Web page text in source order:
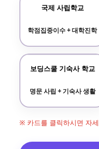
국제 사립학교
학점집중이수 + 대학진학
보딩스쿨 기숙사 학교
명문 사립 + 기숙사 생활
※ 카드를 클릭하시면 자